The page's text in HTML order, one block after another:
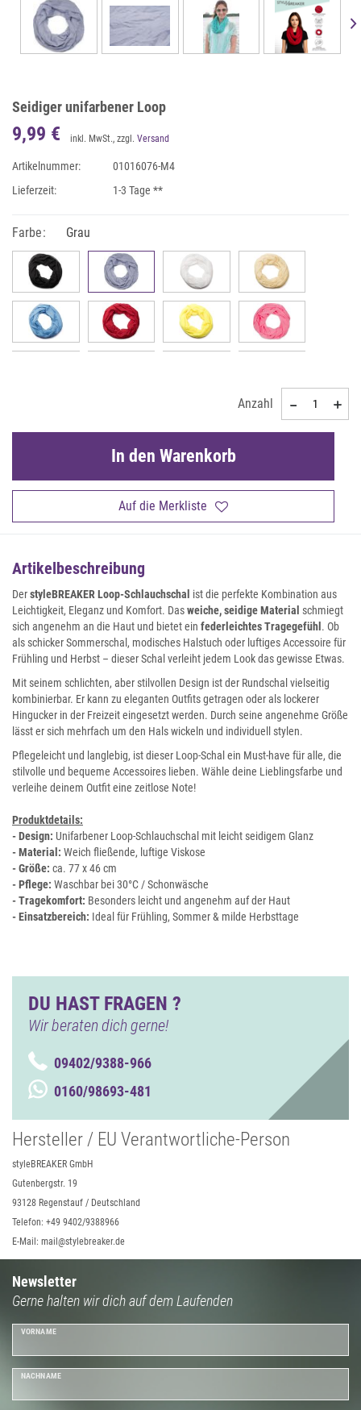
Seidiger unifarbener Loop
9,99 € inkl. MwSt., zzgl. Versand
Artikelnummer:
01016076-M4
Lieferzeit:
1-3 Tage **
Farbe: Grau
Anzahl
Auf die Merkliste
In den Warenkorb
Artikelbeschreibung
DerstyleBREAKER Loop-Schlauchschal ist die perfekte Kombination aus
Leichtigkeit, Eleganz und Komfort. Dasweiche, seidige Material schmiegt
sich angenehm an die Haut und bietet ein federleichtes Tragegefühl . Ob
als schicker Sommerschal, modisches Halstuch oder luftiges Accessoire für
Frühling und Herbst – dieser Schal verleiht jedem Look das gewisse Etwas.
Mit seinem schlichten, aber stilvollen Design ist der Rundschal vielseitig
kombinierbar. Er kann zu eleganten Outfits getragen oder als lockerer
Hingucker in der Freizeit eingesetzt werden. Durch seine angenehme Größe
lässt er sich mehrfach um den Hals wickeln und individuell stylen.
Pflegeleicht und langlebig, ist dieser Loop-Schal ein Must-have für alle, die
stilvolle und bequeme Accessoires lieben. Wähle deine Lieblingsfarbe und
verleihe deinem Outfit eine zeitlose Note!
Produktdetails:
- Design: Unifarbener Loop-Schlauchschal mit leicht seidigem Glanz
- Material: Weich fließende, luftige Viskose
- Größe: ca. 77 x 46 cm
- Pflege: Waschbar bei 30°C / Schonwäsche
- Tragekomfort: Besonders leicht und angenehm auf der Haut
- Einsatzbereich: Ideal für Frühling, Sommer & milde Herbsttage
DU HAST FRAGEN ?
Wir beraten dich gerne!
09402/9388-966
0160/98693-481
Hersteller / EU Verantwortliche-Person
styleBREAKER GmbH
Gutenbergstr. 19
93128 Regenstauf / Deutschland
Telefon: +49 9402/9388966
E-Mail: mail@stylebreaker.de
Newsletter
Gerne halten wir dich auf dem Laufenden
VORNAME
NACHNAME